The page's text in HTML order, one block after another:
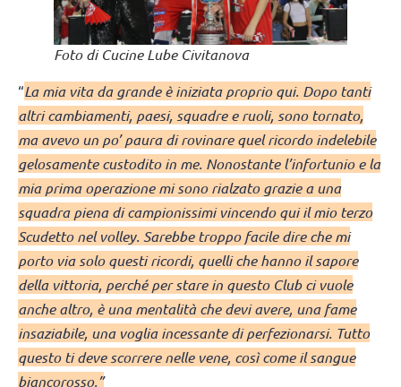
Foto di Cucine Lube Civitanova
“La mia vita da grande è iniziata proprio qui. Dopo tanti
altri cambiamenti, paesi, squadre e ruoli, sono tornato,
ma avevo un po’ paura di rovinare quel ricordo indelebile
gelosamente custodito in me. Nonostante l’infortunio e la
mia prima operazione mi sono rialzato grazie a una
squadra piena di campionissimi vincendo qui il mio terzo
Scudetto nel volley. Sarebbe troppo facile dire che mi
porto via solo questi ricordi, quelli che hanno il sapore
della vittoria, perché per stare in questo Club ci vuole
anche altro, è una mentalità che devi avere, una fame
insaziabile, una voglia incessante di perfezionarsi. Tutto
questo ti deve scorrere nelle vene, così come il sangue
biancorosso.”